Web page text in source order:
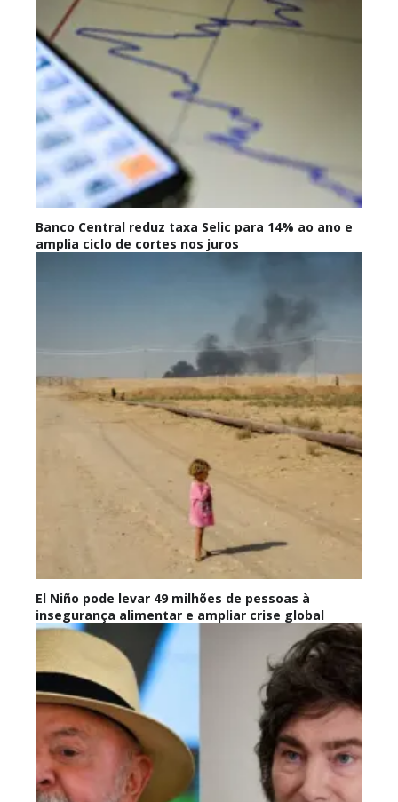
Banco Central reduz taxa Selic para 14% ao ano e
amplia ciclo de cortes nos juros
El Niño pode levar 49 milhões de pessoas à
insegurança alimentar e ampliar crise global